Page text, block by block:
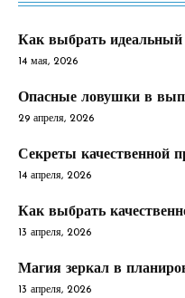
Как выбрать идеальный
14 мая, 2026
Опасные ловушки в
29 апреля, 2026
Секреты качественной
14 апреля, 2026
Как выбрать
13 апреля, 2026
Магия зеркал в
13 апреля, 2026